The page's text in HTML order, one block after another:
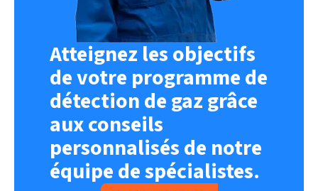
Atteignez les objectifs
de votre programme de
détection de gaz grâce
aux conseils
personnalisés de notre
équipe de spécialistes.